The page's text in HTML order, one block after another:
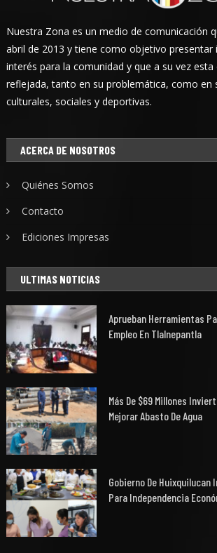
Nuestra Zona es un medio de comunicación
abril de 2013 y tiene como objetivo presentar
interés para la comunidad y que a su vez
reflejada, tanto en su problemática, como en
culturales, sociales y deportivas.
ACERCA DE NOSOTROS
Quiénes Somos
Contacto
Ediciones Impresas
ULTIMAS NOTICIAS
Aprueban Herramientas
Empleo En Tlalnepantla
Más De $69 Millones
Mejorar Abasto De Agua
Gobierno De Huixquilucan
Para Independencia